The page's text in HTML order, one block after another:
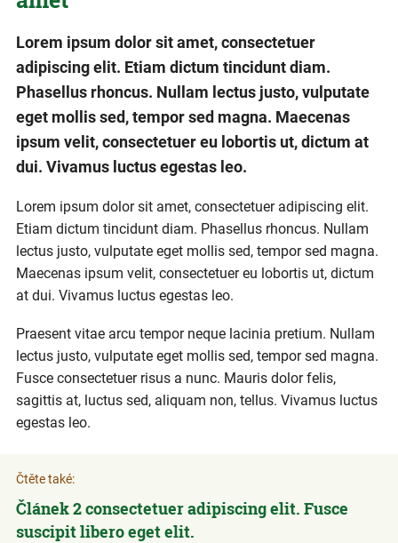
Lorem ipsum dolor sit amet, consectetuer
adipiscing elit. Etiam dictum tincidunt diam.
Phasellus rhoncus. Nullam lectus justo, vulputate
eget mollis sed, tempor sed magna. Maecenas
ipsum velit, consectetuer eu lobortis ut, dictum at
dui. Vivamus luctus egestas leo.
Lorem ipsum dolor sit amet, consectetuer adipiscing elit.
Etiam dictum tincidunt diam. Phasellus rhoncus. Nullam
lectus justo, vulputate eget mollis sed, tempor sed magna.
Maecenas ipsum velit, consectetuer eu lobortis ut, dictum
at dui. Vivamus luctus egestas leo.
Praesent vitae arcu tempor neque lacinia pretium. Nullam
lectus justo, vulputate eget mollis sed, tempor sed magna.
Fusce consectetuer risus a nunc. Mauris dolor felis,
sagittis at, luctus sed, aliquam non, tellus. Vivamus luctus
egestas leo.
Čtěte také:
Článek 2 consectetuer adipiscing elit. Fusce
suscipit libero eget elit.